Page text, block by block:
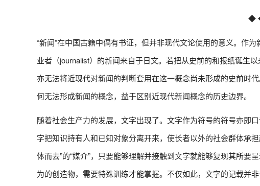
◆
“新闻”在中国古籍中偶有书证，但并非现代文论使用的意义。作
业者（journalist）的新闻来自于日文。若把从史前的和报纸诞生
亦无法将近现代对新闻的判断套用在这一概念尚未形成的史前时
何无法形成新闻的概念，益于区别近现代新闻概念的历史边界。
随着社会生产力的发展，文字出现了。文字作为符号的符号亦即
字把知识持有人和已知对象分离开来，使长者以外的社会群体承
体而去”的“媒介”，只要能够理解并接触到文字就能够复现其所要
为的创造物，需要特殊训练才能掌握。不仅如此，文字的记载并